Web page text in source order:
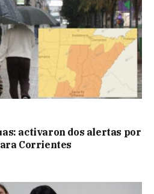
activaron dos alertas por
Corrientes